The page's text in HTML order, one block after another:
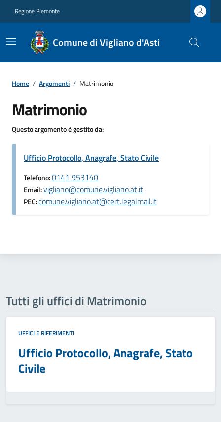
Regione Piemonte
Comune di Vigliano d'Asti
Home / Argomenti / Matrimonio
Matrimonio
Questo argomento è gestito da:
Ufficio Protocollo, Anagrafe, Stato Civile
Telefono:0141 953140
Email:vigliano@comune.vigliano.at.it
PEC:comune.vigliano.at@cert.legalmail.it
Tutti gli uffici di Matrimonio
UFFICI E RIFERIMENTI
Ufficio Protocollo, Anagrafe, Stato
Civile